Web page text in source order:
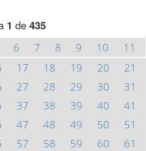
1 de 435
6 7 8 9 10
11
17 18 19 20
21
27 28 29 30
31
37 38 39 40
41
47 48 49 50
51
57 58 59 60
61